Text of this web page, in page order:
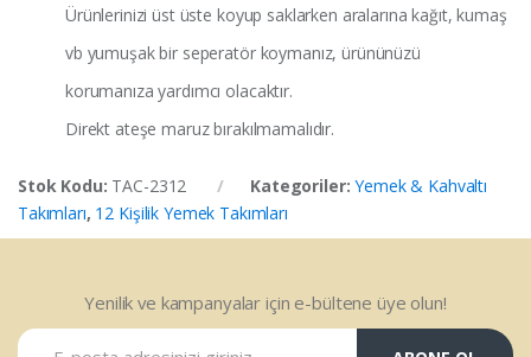
Ürünlerinizi üst üste koyup saklarken aralarına kağıt, kumaş
vb yumuşak bir seperatör koymanız, ürününüzü
korumanıza yardımcı olacaktır.
Direkt ateşe maruz bırakılmamalıdır.
Stok Kodu: TAC-2312 Kategoriler:Yemek & Kahvaltı
Takımları, 12 Kişilik Yemek Takımları
Yenilik ve kampanyalar için e-bültene üye olun!